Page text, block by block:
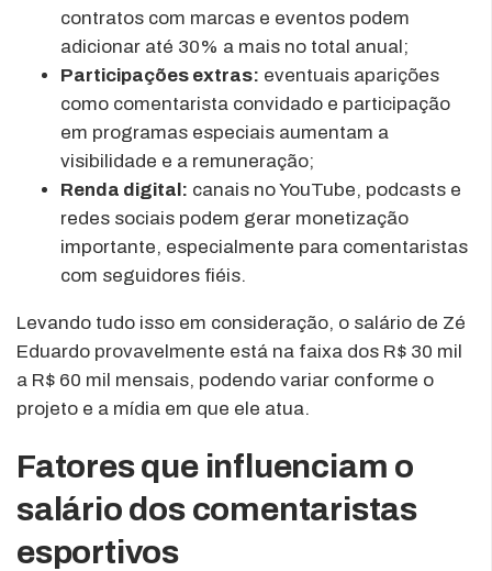
contratos com marcas e eventos podem
adicionar até 30% a mais no total anual;
Participações extras: eventuais aparições
como comentarista convidado e participação
em programas especiais aumentam a
visibilidade e a remuneração;
Renda digital: canais no YouTube, podcasts e
redes sociais podem gerar monetização
importante, especialmente para comentaristas
com seguidores fiéis.
Levando tudo isso em consideração, o salário de Zé
Eduardo provavelmente está na faixa dos R$ 30 mil
a R$ 60 mil mensais, podendo variar conforme o
projeto e a mídia em que ele atua.
Fatores que influenciam o
salário dos comentaristas
esportivos